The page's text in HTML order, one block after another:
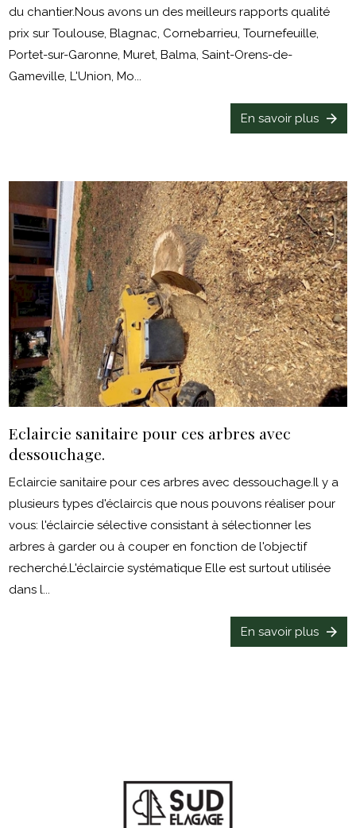
du chantier.Nous avons un des meilleurs rapports qualité
prix sur Toulouse, Blagnac, Cornebarrieu, Tournefeuille,
Portet-sur-Garonne, Muret, Balma, Saint-Orens-de-
Gameville, L'Union, Mo...
En savoir plus
Eclaircie sanitaire pour ces arbres avec
dessouchage.
Eclaircie sanitaire pour ces arbres avec dessouchage.Il y a
plusieurs types d'éclaircis que nous pouvons réaliser pour
vous: l'éclaircie sélective consistant à sélectionner les
arbres à garder ou à couper en fonction de l'objectif
recherché.L'éclaircie systématique Elle est surtout utilisée
dans l...
En savoir plus